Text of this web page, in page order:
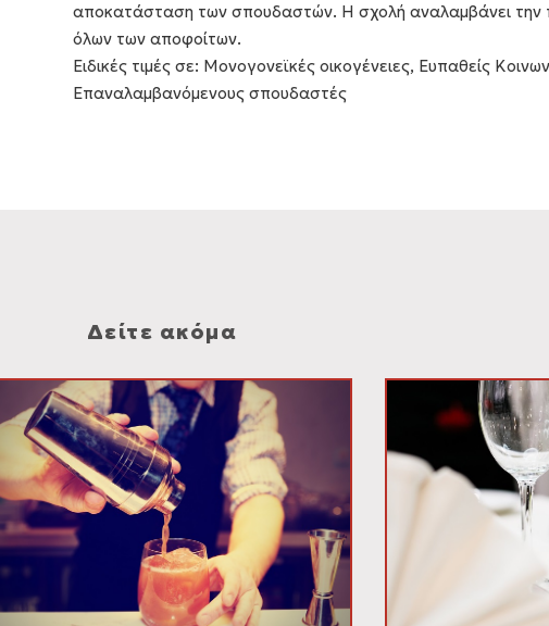
αποκατάσταση των σπουδαστών. Η σχολή αναλαμβάνει
όλων των αποφοίτων.
Ειδικές τιμές σε: Μονογονεϊκές οικογένειες, Ευπαθείς
Επαναλαμβανόμενους σπουδαστές
Δείτε ακόμα